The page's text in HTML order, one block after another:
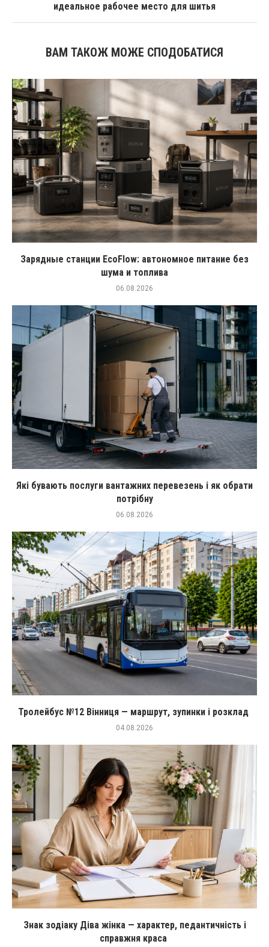
идеальное рабочее место для шитья
ВАМ ТАКОЖ МОЖЕ СПОДОБАТИСЯ
Зарядные станции EcoFlow: автономное питание без
шума и топлива
06.08.2026
Які бувають послуги вантажних перевезень і як обрати
потрібну
06.08.2026
Тролейбус №12 Вінниця — маршрут, зупинки і розклад
04.08.2026
Знак зодіаку Діва жінка — характер, педантичність і
справжня краса